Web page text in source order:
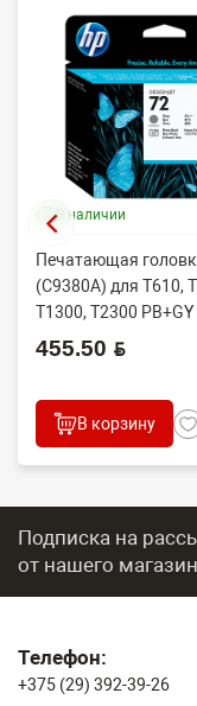
В наличии
Печатающая
(C9380A) для T610,
T1300, T2300 PB+GY
455.50 BYN
В корзину
Подписка на
от нашего
Телефон:
+375 (29) 392-39-26